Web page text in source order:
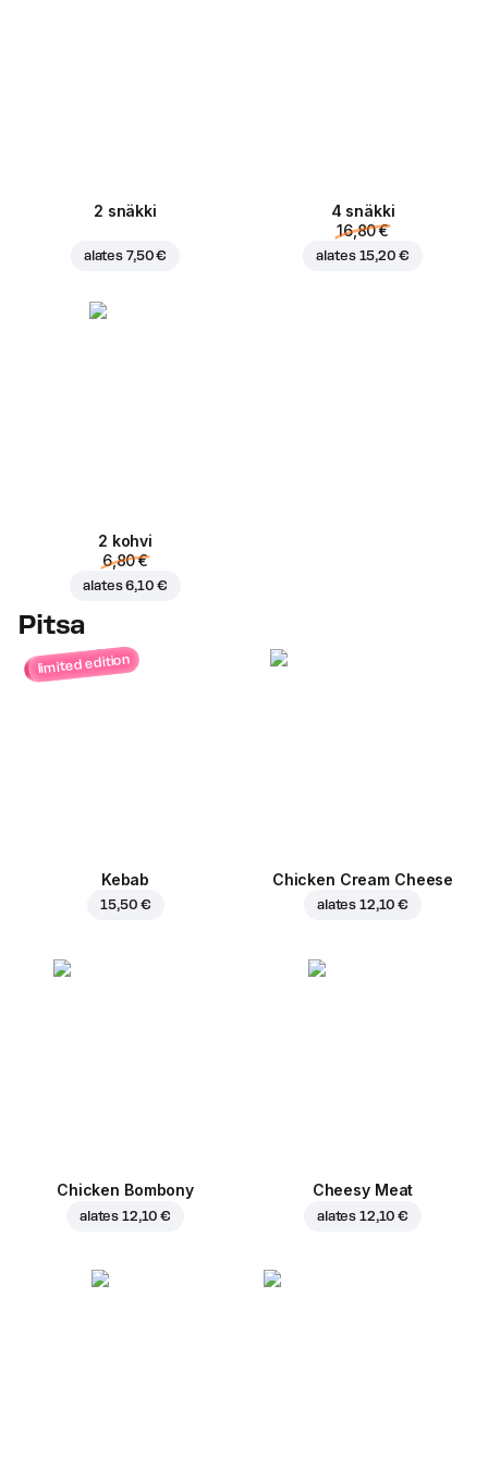
2 snäkki
alates 7,50 €
4 snäkki
16,80 €
alates 15,20 €
2 kohvi
6,80 €
alates6,10 €
Pitsa
limited edition
Kebab
15,50 €
Chicken Cream Cheese
alates 12,10 €
Chicken Bombony
alates 12,10 €
Cheesy Meat
alates 12,10 €